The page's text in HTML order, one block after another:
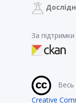
За підтримки
Весь
Creative